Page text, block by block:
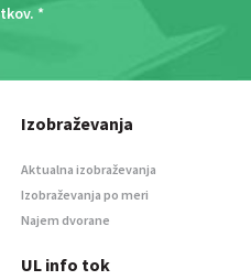
. *
Izobraževanja
Aktualna izobraževanja
Izobraževanja po meri
Najem dvorane
UL info tok